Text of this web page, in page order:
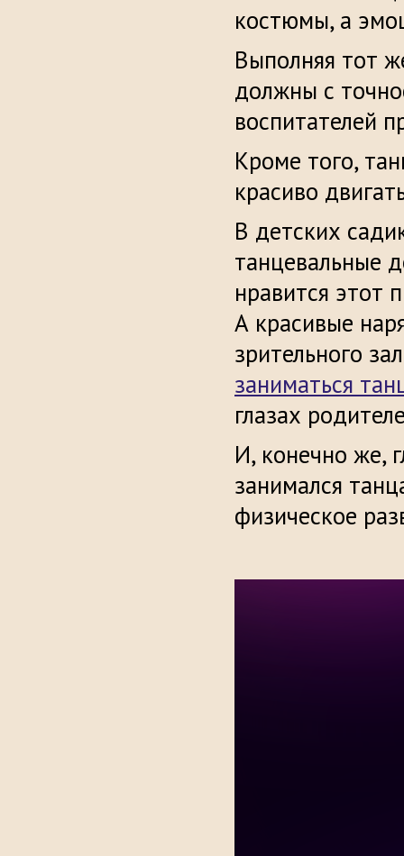
костюмы, а
Выполняя тот
должны с
воспитателей
Кроме того,
красиво
В детских
танцевальные
нравится этот
А красивые
зрительного
заниматься
глазах
И, конечно же,
занимался
физическое